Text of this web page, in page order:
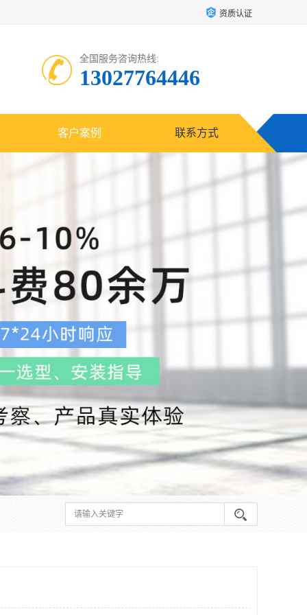
资质认证
全国服务咨询热线:
13027764446
客户案例 联系方式